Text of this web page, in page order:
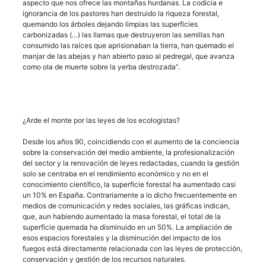
aspecto que nos ofrece las montañas hurdanas. La codicia e
ignorancia de los pastores han destruido la riqueza forestal,
quemando los árboles dejando limpias las superficies
carbonizadas (…) las llamas que destruyeron las semillas han
consumido las raíces que aprisionaban la tierra, han quemado el
manjar de las abejas y han abierto paso al pedregal, que avanza
como ola de muerte sobre la yerba destrozada”.
¿Arde el monte por las leyes de los ecologistas?
Desde los años 90, coincidiendo con el aumento de la conciencia
sobre la conservación del medio ambiente, la profesionalización
del sector y la renovación de leyes redactadas, cuando la gestión
solo se centraba en el rendimiento económico y no en el
conocimiento científico, la superficie forestal ha aumentado casi
un 10% en España. Contrariamente a lo dicho frecuentemente en
medios de comunicación y redes sociales, las gráficas indican,
que, aun habiendo aumentado la masa forestal, el total de la
superficie quemada ha disminuido en un 50%. La ampliación de
esos espacios forestales y la disminución del impacto de los
fuegos está directamente relacionada con las leyes de protección,
conservación y gestión de los recursos naturales.